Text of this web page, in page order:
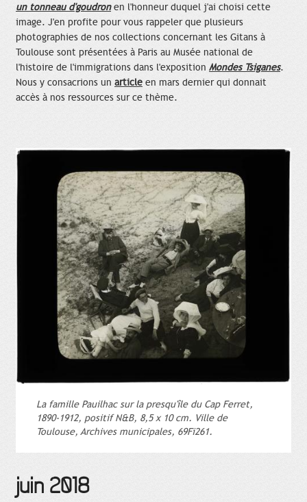
un tonneau d'goudronen l'honneur duquel j'ai choisi cette
image. J'en profite pour vous rappeler que plusieurs
photographies de nos collections concernant les Gitans à
Toulouse sont présentées à Paris au Musée national de
l'histoire de l'immigrations dans l'exposition Mondes Tsiganes.
Nous y consacrions un article en mars dernier qui donnait
accès à nos ressources sur ce thème.
La famille Pauilhac sur la presqu'île du Cap Ferret,
1890-1912, positif N&B, 8,5 x 10 cm. Ville de
Toulouse, Archives municipales, 69Fi261.
juin 2018